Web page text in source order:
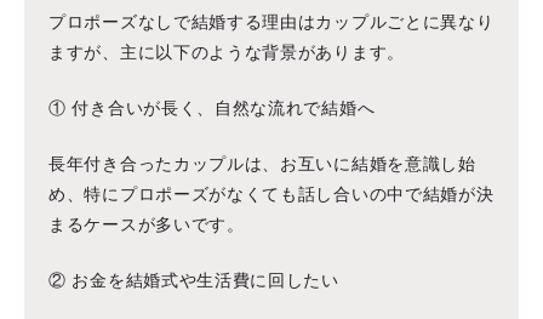
プロポーズなしで結婚する理由はカップルごとに異なり
ますが、主に以下のような背景があります。
① 付き合いが長く、自然な流れで結婚へ
長年付き合ったカップルは、お互いに結婚を意識し始
め、特にプロポーズがなくても話し合いの中で結婚が決
まるケースが多いです。
② お金を結婚式や生活費に回したい